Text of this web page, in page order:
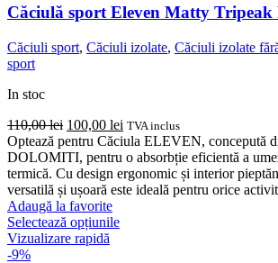
Opțiunile
fi
alese
Căciulă sport Eleven Matty Tripeak
Căciuli sport, Căciuli izolate, Căciuli izolate
sport
In stoc
110,00lei Prețul
inițial
a
fost:
110,00 lei.
100,00 lei Prețul
curent
este:
100,00 lei.
TVA inclus
Optează pentru Căciula ELEVEN, concepută
DOLOMITI, pentru o absorbție eficientă a
termică. Cu design ergonomic și interior
versatilă și ușoară este ideală pentru orice
Adaugă la favorite
Selectează opțiunileAcest
Vizualizare rapidă
-9%